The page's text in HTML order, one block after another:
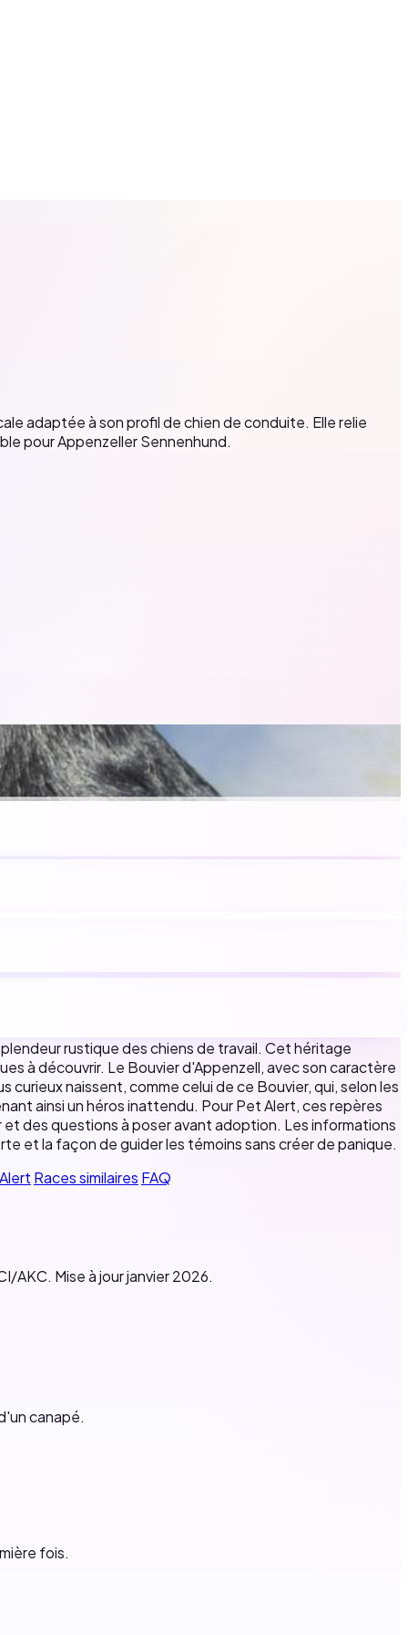
adaptée à son profil de chien de conduite. Elle relie
pour Appenzeller Sennenhund.
rustique des chiens de travail. Cet héritage
à découvrir. Le Bouvier d'Appenzell, avec son caractère
naissent, comme celui de ce Bouvier, qui, selon les
ainsi un héros inattendu. Pour Pet Alert, ces repères
des questions à poser avant adoption. Les informations
et la façon de guider les témoins sans créer de panique.
Races similaires FAQ
AKC. Mise à jour janvier 2026.
canapé.
fois.